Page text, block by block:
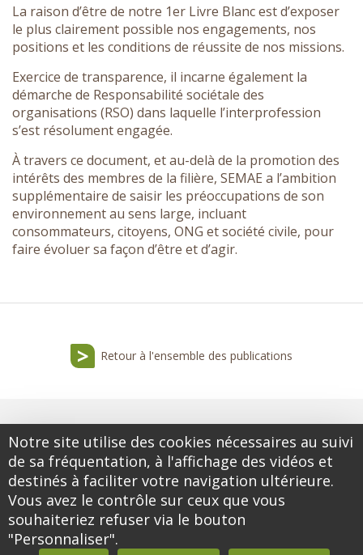
La raison d’être de notre 1er Livre Blanc est d’exposer
le plus clairement possible nos engagements, nos
positions et les conditions de réussite de nos missions.
Exercice de transparence, il incarne également la
démarche de Responsabilité sociétale des
organisations (RSO) dans laquelle l’interprofession
s’est résolument engagée.
À travers ce document, et au-delà de la promotion des
intérêts des membres de la filière, SEMAE a l’ambition
supplémentaire de saisir les préoccupations de son
environnement au sens large, incluant
consommateurs, citoyens, ONG et société civile, pour
faire évoluer sa façon d’être et d’agir.
Retour à l'ensemble des publications
Notre site utilise des cookies nécessaires au suivi
de sa fréquentation, à l'affichage des vidéos et
destinés à faciliter votre navigation ultérieure.
Vous avez le contrôle sur ceux que vous
souhaiteriez refuser via le bouton
"Personnaliser".